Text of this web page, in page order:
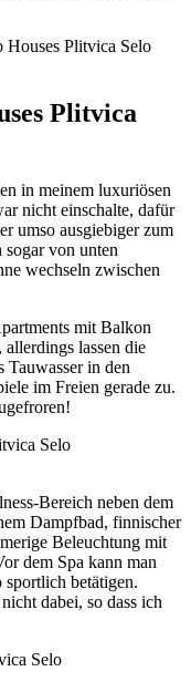
Plitvica
in meinem luxuriösen
nicht einschalte, dafür
umso ausgiebiger zum
sogar von unten
wechseln zwischen
mit Balkon
allerdings lassen die
Tauwasser in den
im Freien gerade zu.
Bereich neben dem
Dampfbad, finnischer
Beleuchtung mit
dem Spa kann man
betätigen.
dabei, so dass ich